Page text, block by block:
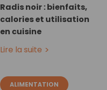
Radis noir : bienfaits,
calories et utilisation
en cuisine
Lire la suite
ALIMENTATION